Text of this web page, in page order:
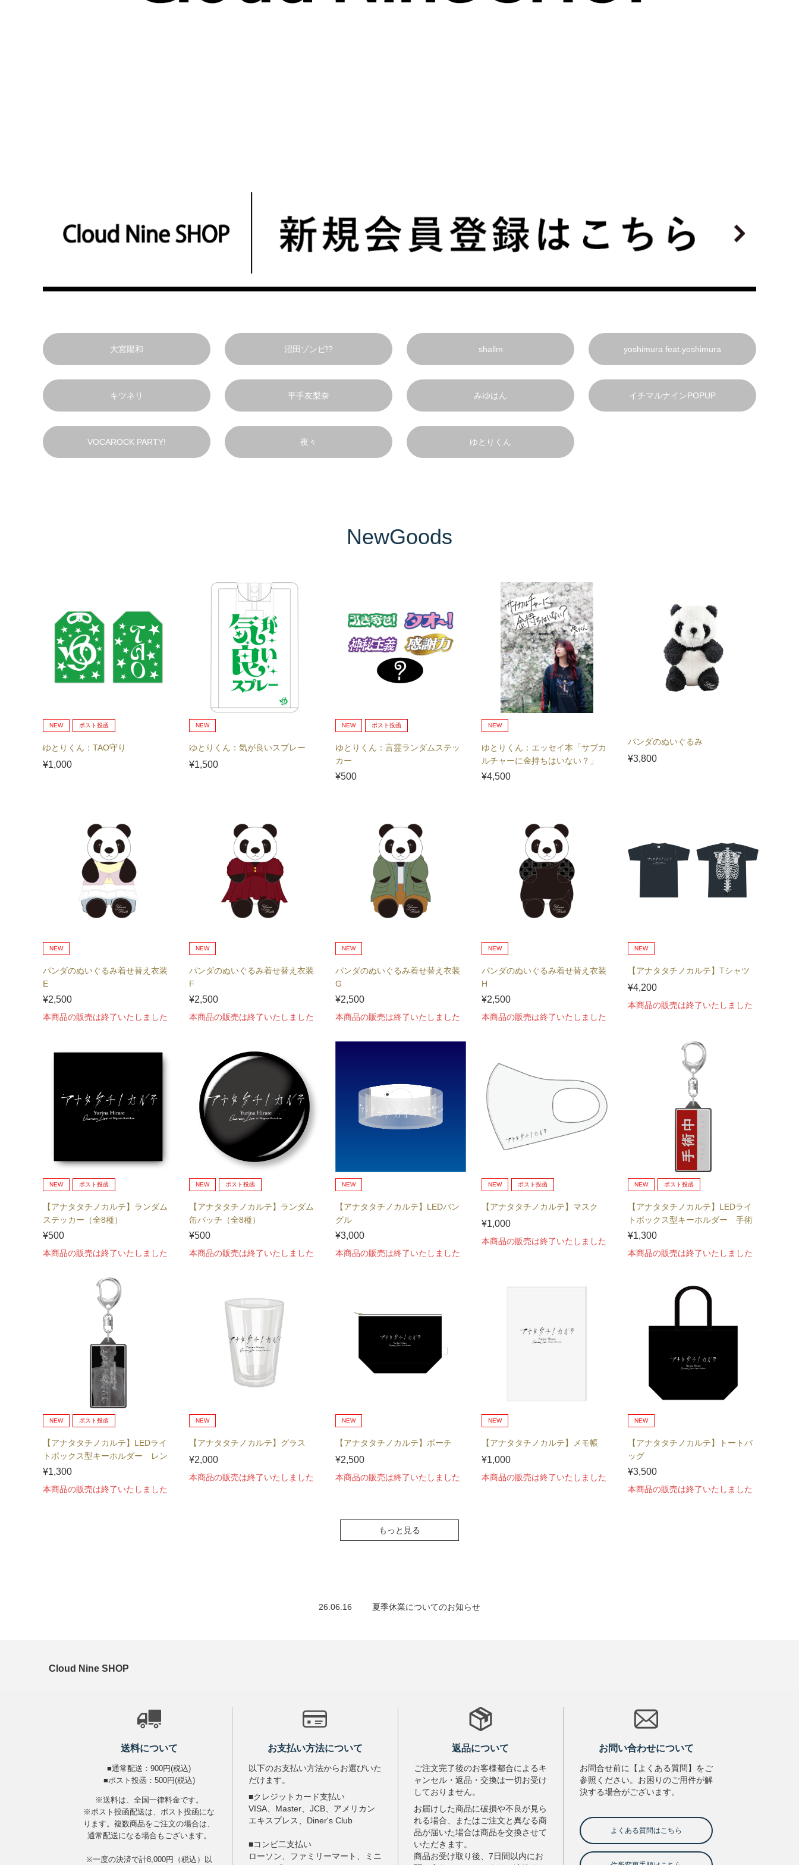
NewGoods
NEW ポスト投函
ゆとりくん：TAO守り
¥1,000
NEW
ゆとりくん：気が良いスプレー
¥1,500
NEW ポスト投函
ゆとりくん：言霊ランダムステッ
カー
¥500
NEW
ゆとりくん：エッセイ本「サブカ
ルチャーに金持ちはいない？」
¥4,500
パンダのぬいぐるみ
¥3,800
NEW
パンダのぬいぐるみ着せ替え衣装
E
¥2,500
本商品の販売は終了いたしました
NEW
パンダのぬいぐるみ着せ替え衣装
F
¥2,500
本商品の販売は終了いたしました
NEW
パンダのぬいぐるみ着せ替え衣装
G
¥2,500
本商品の販売は終了いたしました
NEW
パンダのぬいぐるみ着せ替え衣装
H
¥2,500
本商品の販売は終了いたしました
NEW
【アナタタチノカルテ】Tシャツ
¥4,200
本商品の販売は終了いたしました
NEW ポスト投函
【アナタタチノカルテ】ランダム
ステッカー（全8種）
¥500
本商品の販売は終了いたしました
NEW ポスト投函
【アナタタチノカルテ】ランダム
缶バッチ（全8種）
¥500
本商品の販売は終了いたしました
NEW
【アナタタチノカルテ】LEDバン
グル
¥3,000
本商品の販売は終了いたしました
NEW ポスト投函
【アナタタチノカルテ】マスク
¥1,000
本商品の販売は終了いたしました
NEW ポスト投函
【アナタタチノカルテ】LEDライ
トボックス型キーホルダー 手術
中
¥1,300
本商品の販売は終了いたしました
NEW ポスト投函
【アナタタチノカルテ】LEDライ
トボックス型キーホルダー レン
トゲン
¥1,300
本商品の販売は終了いたしました
NEW
【アナタタチノカルテ】グラス
¥2,000
本商品の販売は終了いたしました
NEW
【アナタタチノカルテ】ポーチ
¥2,500
本商品の販売は終了いたしました
NEW
【アナタタチノカルテ】メモ帳
¥1,000
本商品の販売は終了いたしました
NEW
【アナタタチノカルテ】トートバ
ッグ
¥3,500
本商品の販売は終了いたしました
もっと見る
26.06.16 夏季休業についてのお知らせ
Cloud Nine SHOP